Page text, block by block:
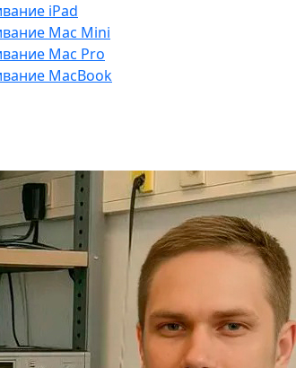
iPad
Mac Mini
Mac Pro
MacBook